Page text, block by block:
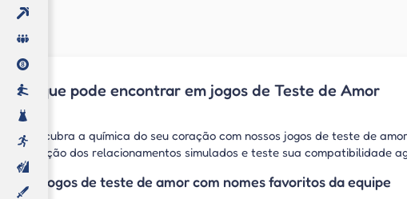
O que pode encontrar em jogos de Teste de Amor
Descubra a química do seu coração com nossos jogos de teste de
emoção dos relacionamentos simulados e teste sua compatibilidade
Os jogos de teste de amor com nomes favoritos da equipe